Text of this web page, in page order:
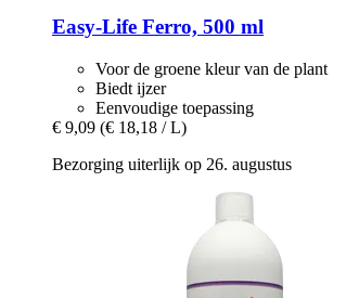
Easy-Life Ferro, 500 ml
Voor de groene kleur van de plant
Biedt ijzer
Eenvoudige toepassing
€ 9,09 (€ 18,18 / L)
Bezorging uiterlijk op 26. augustus